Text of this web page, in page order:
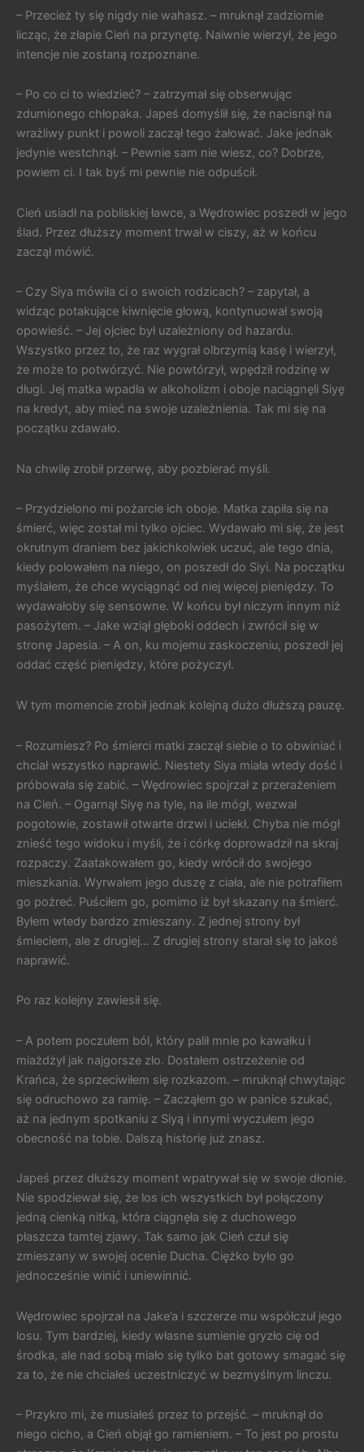
– Przecież ty się nigdy nie wahasz. – mruknął zadziornie
licząc, że złapie Cień na przynętę. Naiwnie wierzył, że jego
intencje nie zostaną rozpoznane.
– Po co ci to wiedzieć? – zatrzymał się obserwując
zdumionego chłopaka. Japeś domyślił się, że nacisnął na
wrażliwy punkt i powoli zaczął tego żałować. Jake jednak
jedynie westchnął. – Pewnie sam nie wiesz, co? Dobrze,
powiem ci. I tak byś mi pewnie nie odpuścił.
Cień usiadł na pobliskiej ławce, a Wędrowiec poszedł w jego
ślad. Przez dłuższy moment trwał w ciszy, aż w końcu
zaczął mówić.
– Czy Siya mówiła ci o swoich rodzicach? – zapytał, a
widząc potakujące kiwnięcie głową, kontynuował swoją
opowieść. – Jej ojciec był uzależniony od hazardu.
Wszystko przez to, że raz wygrał olbrzymią kasę i wierzył,
że może to potwórzyć. Nie powtórzył, wpędził rodzinę w
długi. Jej matka wpadła w alkoholizm i oboje naciągnęli Siyę
na kredyt, aby mieć na swoje uzależnienia. Tak mi się na
początku zdawało.
Na chwilę zrobił przerwę, aby pozbierać myśli.
– Przydzielono mi pożarcie ich oboje. Matka zapiła się na
śmierć, więc został mi tylko ojciec. Wydawało mi się, że jest
okrutnym draniem bez jakichkolwiek uczuć, ale tego dnia,
kiedy polowałem na niego, on poszedł do Siyi. Na początku
myślałem, że chce wyciągnąć od niej więcej pieniędzy. To
wydawałoby się sensowne. W końcu był niczym innym niż
pasożytem. – Jake wziął głęboki oddech i zwrócił się w
stronę Japesia. – A on, ku mojemu zaskoczeniu, poszedł jej
oddać część pieniędzy, które pożyczył.
W tym momencie zrobił jednak kolejną dużo dłuższą pauzę.
– Rozumiesz? Po śmierci matki zaczął siebie o to obwiniać i
chciał wszystko naprawić. Niestety Siya miała wtedy dość i
próbowała się zabić. – Wędrowiec spojrzał z przerażeniem
na Cień. – Ogarnął Siyę na tyle, na ile mógł, wezwał
pogotowie, zostawił otwarte drzwi i uciekł. Chyba nie mógł
znieść tego widoku i myśli, że i córkę doprowadził na skraj
rozpaczy. Zaatakowałem go, kiedy wrócił do swojego
mieszkania. Wyrwałem jego duszę z ciała, ale nie potrafiłem
go pożreć. Puściłem go, pomimo iż był skazany na śmierć.
Byłem wtedy bardzo zmieszany. Z jednej strony był
śmieciem, ale z drugiej… Z drugiej strony starał się to jakoś
naprawić.
Po raz kolejny zawiesił się.
– A potem poczułem ból, który palił mnie po kawałku i
miażdżył jak najgorsze zło. Dostałem ostrzeżenie od
Krańca, że sprzeciwiłem się rozkazom. – mruknął chwytając
się odruchowo za ramię. – Zacząłem go w panice szukać,
aż na jednym spotkaniu z Siyą i innymi wyczułem jego
obecność na tobie. Dalszą historię już znasz.
Japeś przez dłuższy moment wpatrywał się w swoje dłonie.
Nie spodziewał się, że los ich wszystkich był połączony
jedną cienką nitką, która ciągnęła się z duchowego
płaszcza tamtej zjawy. Tak samo jak Cień czuł się
zmieszany w swojej ocenie Ducha. Ciężko było go
jednocześnie winić i uniewinnić.
Wędrowiec spojrzał na Jake’a i szczerze mu współczuł jego
losu. Tym bardziej, kiedy własne sumienie gryzło cię od
środka, ale nad sobą miało się tylko bat gotowy smagać się
za to, że nie chciałeś uczestniczyć w bezmyślnym linczu.
– Przykro mi, że musiałeś przez to przejść. – mruknął do
niego cicho, a Cień objął go ramieniem. – To jest po prostu